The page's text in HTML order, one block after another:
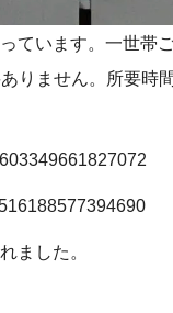
ています。一世帯
りません。所要時
ました。